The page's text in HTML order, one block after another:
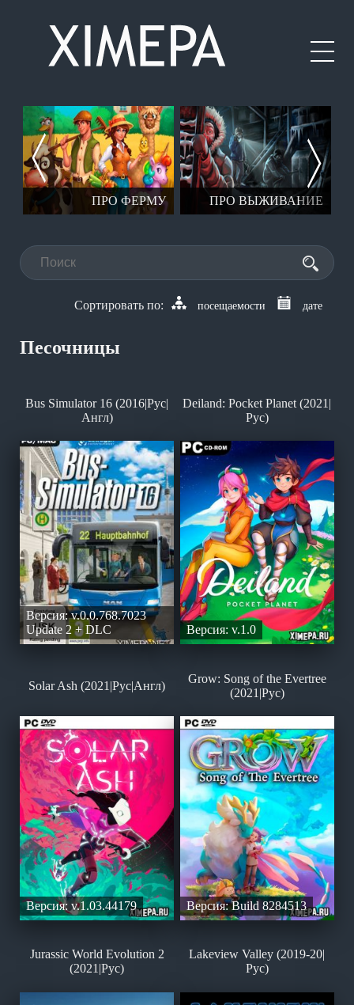
ПРО ФЕРМУ ПРО ВЫЖИВАНИЕ
дате
посещаемости
Песочницы
Bus Simulator 16 (2016|Рус|
Англ)
Версия: v.0.0.768.7023
Update 2 + DLC
Deiland: Pocket Planet (2021|
Рус)
Версия: v.1.0
Solar Ash (2021|Рус|Англ)
Версия: v.1.03.44179
Grow: Song of the Evertree
(2021|Рус)
Версия: Build 8284513
Jurassic World Evolution 2
(2021|Рус)
Lakeview Valley (2019-20|
Рус)